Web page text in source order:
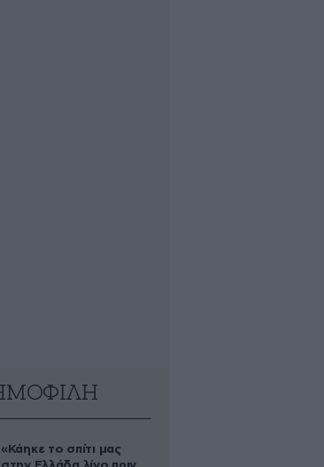
«Κάηκε το σπίτι μας